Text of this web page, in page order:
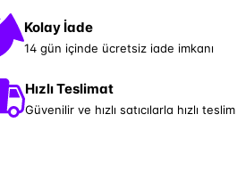
Kolay İade
14 gün içinde ücretsiz iade imkanı
Hızlı Teslimat
Güvenilir ve hızlı satıcılarla hızlı teslim